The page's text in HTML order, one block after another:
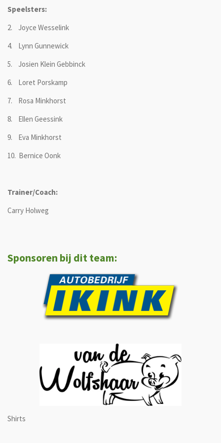
Speelsters:
2. Joyce Wesselink
4. Lynn Gunnewick
5. Josien Klein Gebbinck
6. Loret Porskamp
7. Rosa Minkhorst
8. Ellen Geessink
9. Eva Minkhorst
10. Bernice Oonk
Trainer/Coach:
Carry Holweg
Sponsoren bij dit team:
Shirts